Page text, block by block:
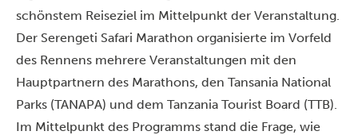
schönstem Reiseziel im Mittelpunkt der Veranstaltung.
Der Serengeti Safari Marathon organisierte im Vorfeld
des Rennens mehrere Veranstaltungen mit den
Hauptpartnern des Marathons, den Tansania National
Parks (TANAPA) und dem Tanzania Tourist Board (TTB).
Im Mittelpunkt des Programms stand die Frage, wie